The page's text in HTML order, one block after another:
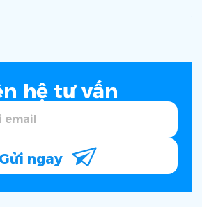
hệ tư vấn
Gửi ngay